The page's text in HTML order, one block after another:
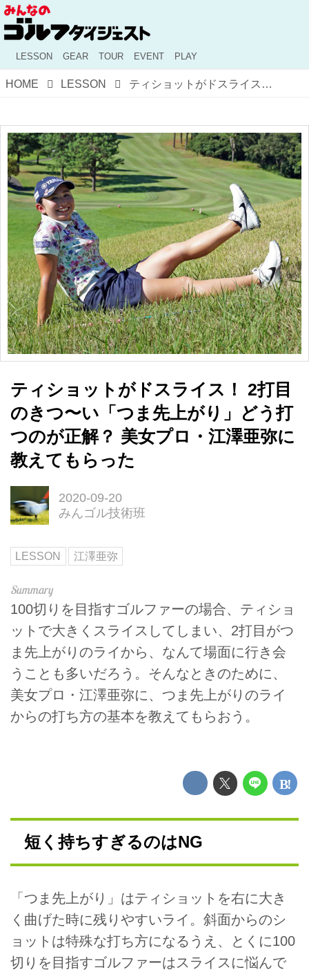
LESSON GEAR TOUR EVENT PLAY
HOME LESSON ティショットがドスライス！ 2打目のきつ〜い「つま先上がり」どう打つのが正解？ 美女プロ・江澤亜弥に教えてもらった
ティショットがドスライス！ 2打目
のきつ〜い「つま先上がり」どう打
つのが正解？ 美女プロ・江澤亜弥に
教えてもらった
2020-09-20
みんゴル技術班
LESSON 江澤亜弥
100切りを目指すゴルファーの場合、ティショ
ットで大きくスライスしてしまい、2打目がつ
ま先上がりのライから、なんて場面に行き会
うことも多いだろう。そんなときのために、
美女プロ・江澤亜弥に、つま先上がりのライ
からの打ち方の基本を教えてもらおう。
短く持ちすぎるのはNG
「つま先上がり」はティショットを右に大き
く曲げた時に残りやすいライ。斜面からのシ
ョットは特殊な打ち方になるうえ、とくに100
切りを目指すゴルファーはスライスに悩んで